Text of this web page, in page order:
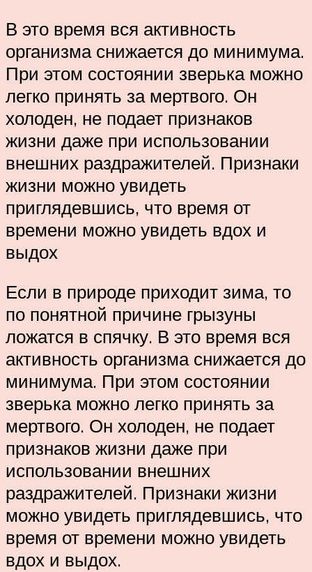
В это время вся активность
организма снижается до минимума.
При этом состоянии зверька можно
легко принять за мертвого. Он
холоден, не подает признаков
жизни даже при использовании
внешних раздражителей. Признаки
жизни можно увидеть
приглядевшись, что время от
времени можно увидеть вдох и
выдох
Если в природе приходит зима, то
по понятной причине грызуны
ложатся в спячку. В это время вся
активность организма снижается до
минимума. При этом состоянии
зверька можно легко принять за
мертвого. Он холоден, не подает
признаков жизни даже при
использовании внешних
раздражителей. Признаки жизни
можно увидеть приглядевшись, что
время от времени можно увидеть
вдох и выдох.